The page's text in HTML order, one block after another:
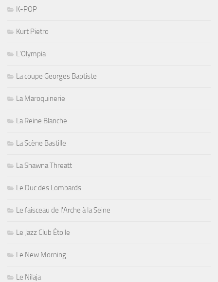
K-POP
Kurt Pietro
L'Olympia
La coupe Georges Baptiste
La Maroquinerie
La Reine Blanche
La Scène Bastille
La Shawna Threatt
Le Duc des Lombards
Le faisceau de l'Arche à la Seine
Le Jazz Club Étoile
Le New Morning
Le Nilaja